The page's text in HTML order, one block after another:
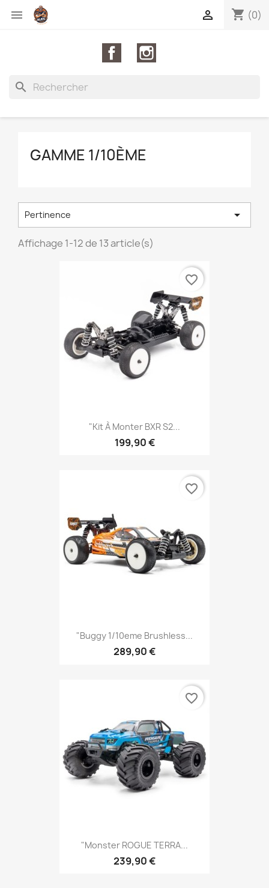
 shopping_cart (0)

Facebook
search
GAMME 1/10ÈME
Pertinence 
Affichage 1-12 de 13 article(s)
"Kit À Monter BXR S2...
199,90 €
favorite_border
"Buggy 1/10eme Brushless...
289,90 €
favorite_border
"Monster ROGUE TERRA...
239,90 €
favorite_border